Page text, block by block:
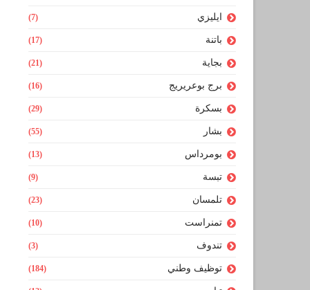
ايليزي (7)
باتنة (17)
بجاية (21)
برج بوعريريج (16)
بسكرة (29)
بشار (55)
بومرداس (13)
تبسة (9)
تلمسان (23)
تمنراست (10)
تندوف (3)
توظيف وطني (184)